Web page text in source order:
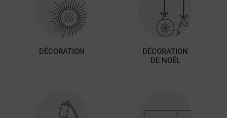
DÉCORATION
DÉCORATION
DE NOËL